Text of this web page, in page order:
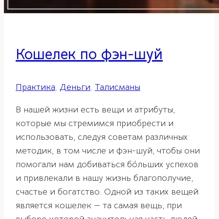
Кошелек по фэн-шуй
Практика, Деньги, Талисманы
В нашей жизни есть вещи и атрибуты,
которые мы стремимся приобрести и
использовать, следуя советам различных
методик, в том числе и фэн-шуй, чтобы они
помогали нам добиваться бóльших успехов
и привлекали в нашу жизнь благополучие,
счастье и богатство. Одной из таких вещей
является кошелек — та самая вещь, при